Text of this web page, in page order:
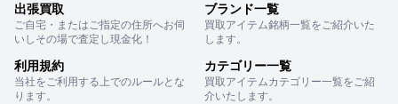
出張買取
ご自宅・またはご指定の住所へお伺
いしその場で査定し現金化！
ブランド一覧
買取アイテム銘柄一覧をご紹介いた
します。
利用規約
当社をご利用する上でのルールとな
ります。
カテゴリー一覧
買取アイテムカテゴリー一覧をご紹
介いたします。